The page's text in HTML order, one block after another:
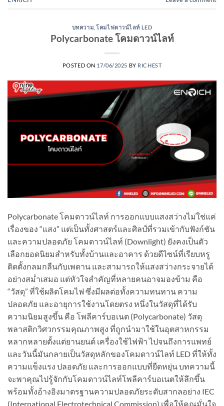
บทความ ,โคมไฟดาวน์ไลท์ LED
Polycarbonate โคมดาวน์ไลท์
POSTED ON 17/06/2025 BY RICHEST
Polycarbonate โคมดาวน์ไลท์ การออกแบบแสงสว่างไม่ใช่แค่
เรื่องของ “แสง” แต่เป็นทั้งศาสตร์และศิลป์ที่รวมเข้ากับฟังก์ชัน
และความปลอดภัย โคมดาวน์ไลท์ (Downlight) ยังคงเป็นตัว
เลือกยอดนิยมสำหรับทั้งบ้านและอาคาร ด้วยดีไซน์ที่เรียบหรู
ติดตั้งกลมกลืนกับเพดาน และสามารถให้แสงสว่างกระจายได้
อย่างสม่ำเสมอ แต่หัวใจสำคัญที่หลายคนอาจมองข้าม คือ
“วัสดุ” ที่ใช้ผลิตโคมไฟ ซึ่งมีผลต่อทั้งความทนทาน ความ
ปลอดภัย และอายุการใช้งานโดยตรง หนึ่งในวัสดุที่ได้รับ
ความนิยมสูงขึ้น คือ โพลีคาร์บอเนต (Polycarbonate) วัสดุ
พลาสติกวิศวกรรมคุณภาพสูง ที่ถูกนำมาใช้ในอุตสาหกรรม
หลากหลายตั้งแต่ยานยนต์ เครื่องใช้ไฟฟ้า ไปจนถึงการแพทย์
และวันนี้มันกลายเป็นวัสดุหลักของโคมดาวน์ไลท์ LED ที่ให้ทั้ง
ความแข็งแรง ปลอดภัย และการออกแบบที่ยืดหยุ่น บทความนี้
จะพาคุณไปรู้จักกับโคมดาวน์ไลท์โพลีคาร์บอเนตให้ลึกขึ้น
พร้อมทั้งอ้างอิงมาตรฐานความปลอดภัยระดับสากลอย่าง IEC
(International Electrotechnical Commission) เพื่อให้คุณมั่นใจ